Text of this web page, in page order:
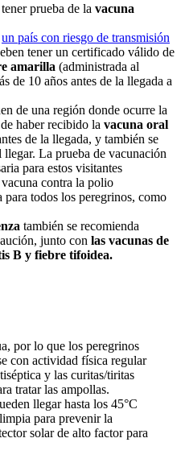
prueba de la vacuna
un país con riesgo de transmisión
tener un certificado válido de
amarilla (administrada al
de 10 años antes de la llegada a
de una región donde ocurre la
haber recibido la vacuna oral
de la llegada, y también se
La prueba de vacunación
para estos visitantes
contra la polio
para todos los peregrinos, como
también se recomienda
junto con las vacunas de
B y fiebre tifoidea.
por lo que los peregrinos
con actividad física regular
y las curitas/tiritas
tratar las ampollas.
llegar hasta los 45°C
para prevenir la
solar de alto factor para